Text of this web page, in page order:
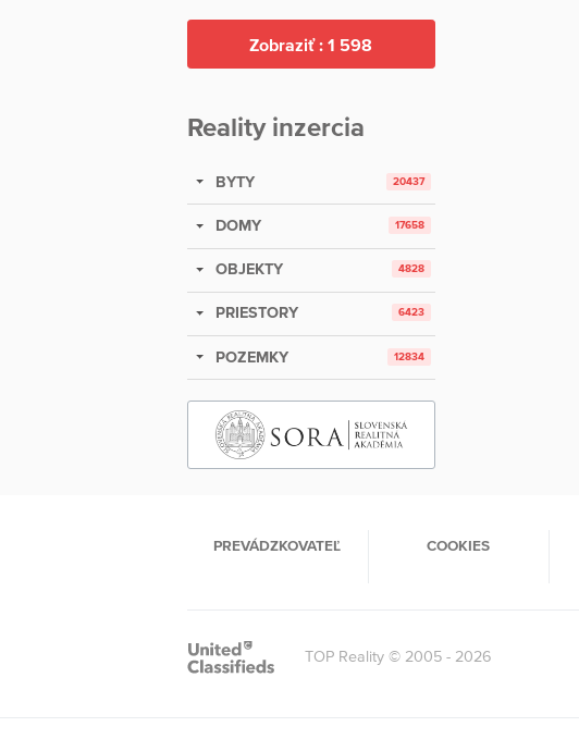
Zobraziť :1 598
Reality inzercia
BYTY 20437
DOMY 17658
OBJEKTY 4828
PRIESTORY 6423
POZEMKY 12834
PREVÁDZKOVATEĽ COOKIES
TOP Reality © 2005 - 2026